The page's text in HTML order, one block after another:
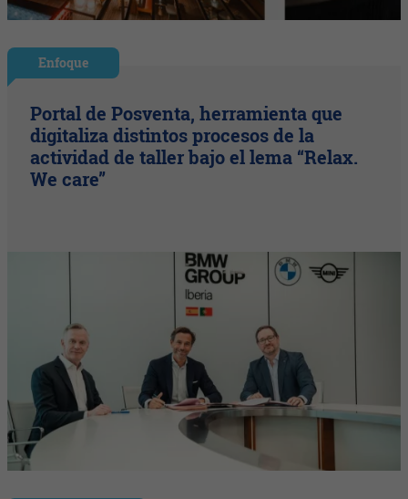
Enfoque
Portal de Posventa, herramienta que
digitaliza distintos procesos de la
actividad de taller bajo el lema “Relax.
We care”